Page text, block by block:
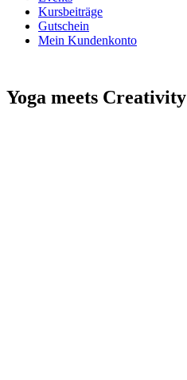
Kursbeiträge
Gutschein
Mein Kundenkonto
Yoga meets Creativity